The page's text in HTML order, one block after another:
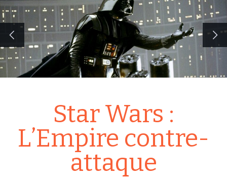
Star Wars :
L’Empire contre-
attaque